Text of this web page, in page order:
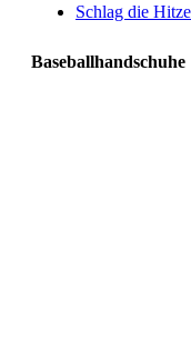
Schlag die
Baseballhandschuhe